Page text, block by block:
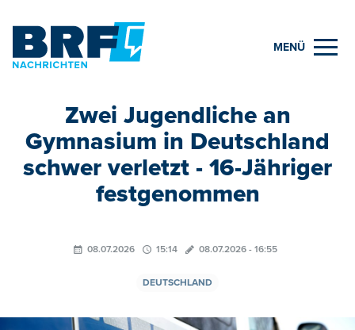
MENÜ
Zwei Jugendliche an
Gymnasium in Deutschland
schwer verletzt - 16-Jähriger
festgenommen
08.07.2026 15:14 08.07.2026 - 16:55
DEUTSCHLAND